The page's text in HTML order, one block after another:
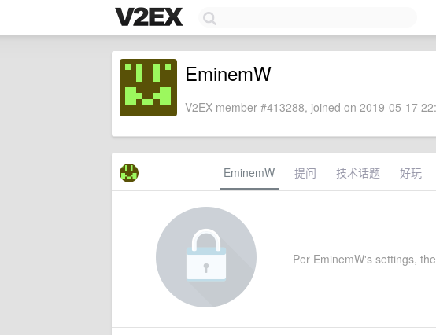
EminemW
V2EX member #413288, joined on 2019-05-17
EminemW 提问 技术话题 好玩
Per EminemW's settings,